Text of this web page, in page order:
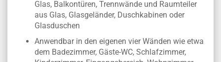
Glas, Balkontüren, Trennwände und Raumteiler
aus Glas, Glasgeländer, Duschkabinen oder
Glasduschen
Anwendbar in den eigenen vier Wänden wie etwa
dem Badezimmer, Gäste-WC, Schlafzimmer,